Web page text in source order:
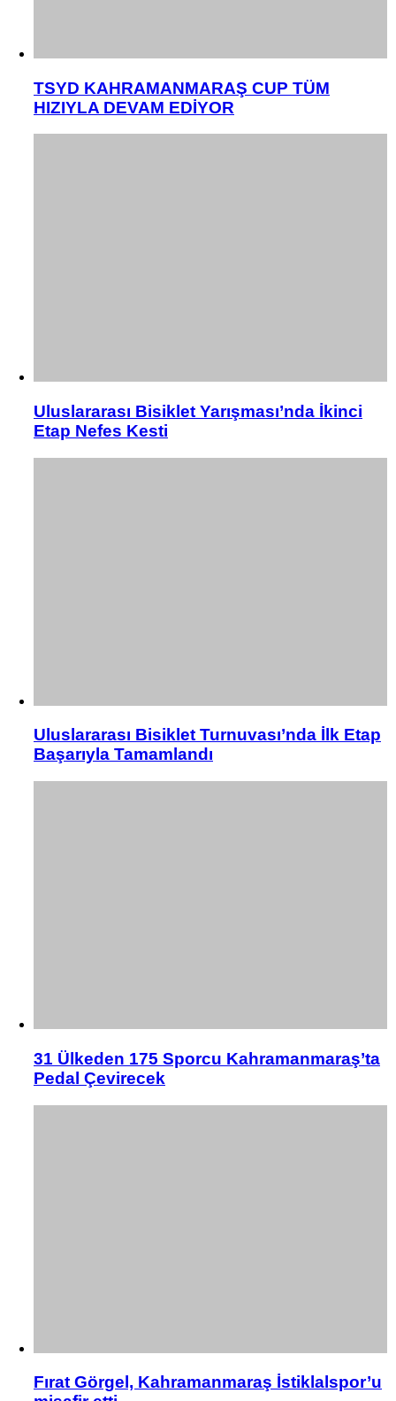
TSYD KAHRAMANMARAŞ CUP TÜM
HIZIYLA DEVAM EDİYOR
Uluslararası Bisiklet Yarışması’nda İkinci
Etap Nefes Kesti
Uluslararası Bisiklet Turnuvası’nda İlk Etap
Başarıyla Tamamlandı
31 Ülkeden 175 Sporcu Kahramanmaraş’ta
Pedal Çevirecek
Fırat Görgel, Kahramanmaraş İstiklalspor’u